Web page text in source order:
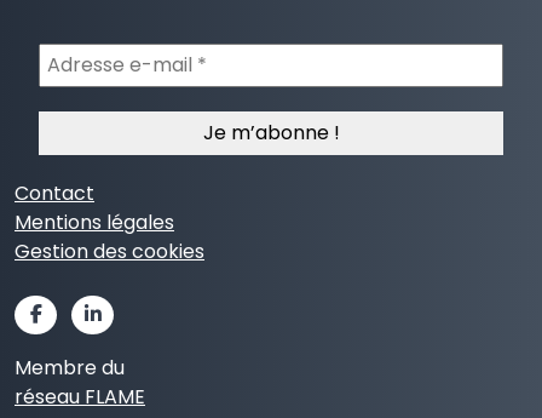
Adresse
e-
mail
Contact
Mentions légales
Gestion des cookies
Membre du
réseau FLAME